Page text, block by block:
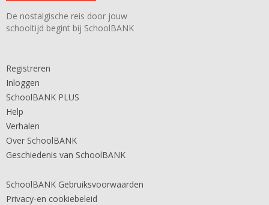
De nostalgische reis door jouw
schooltijd begint bij SchoolBANK
Registreren
Inloggen
SchoolBANK PLUS
Help
Verhalen
Over SchoolBANK
Geschiedenis van SchoolBANK
SchoolBANK Gebruiksvoorwaarden
Privacy-en cookiebeleid